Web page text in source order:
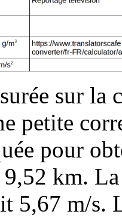
sur la
petite
pour
km.
5,67 m/s.